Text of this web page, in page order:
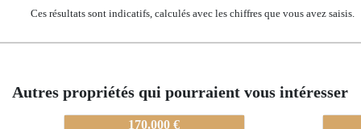
Ces résultats sont indicatifs, calculés avec les chiffres que vous avez saisis.
Autres propriétés qui pourraient vous intéresser
170.000 € 80-
80-